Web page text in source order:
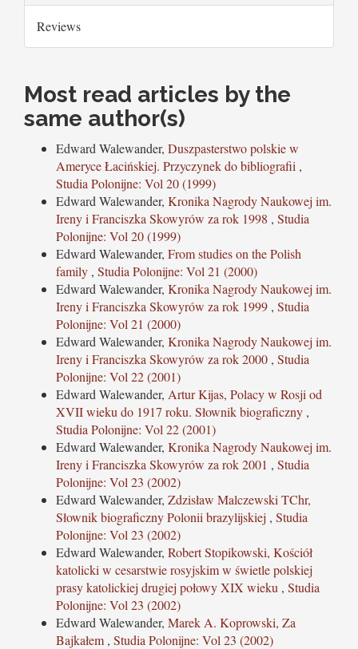
Reviews
Most read articles by the
same author(s)
Edward Walewander, Duszpasterstwo polskie w
Ameryce Łacińskiej. Przyczynek do bibliografii ,
Studia Polonijne: Vol 20 (1999)
Edward Walewander, Kronika Nagrody Naukowej im.
Ireny i Franciszka Skowyrów za rok 1998 , Studia
Polonijne: Vol 20 (1999)
Edward Walewander, From studies on the Polish
family , Studia Polonijne: Vol 21 (2000)
Edward Walewander, Kronika Nagrody Naukowej im.
Ireny i Franciszka Skowyrów za rok 1999 , Studia
Polonijne: Vol 21 (2000)
Edward Walewander, Kronika Nagrody Naukowej im.
Ireny i Franciszka Skowyrów za rok 2000 , Studia
Polonijne: Vol 22 (2001)
Edward Walewander, Artur Kijas, Polacy w Rosji od
XVII wieku do 1917 roku. Słownik biograficzny ,
Studia Polonijne: Vol 22 (2001)
Edward Walewander, Kronika Nagrody Naukowej im.
Ireny i Franciszka Skowyrów za rok 2001 , Studia
Polonijne: Vol 23 (2002)
Edward Walewander, Zdzisław Malczewski TChr,
Słownik biograficzny Polonii brazylijskiej , Studia
Polonijne: Vol 23 (2002)
Edward Walewander, Robert Stopikowski, Kościół
katolicki w cesarstwie rosyjskim w świetle polskiej
prasy katolickiej drugiej połowy XIX wieku , Studia
Polonijne: Vol 23 (2002)
Edward Walewander, Marek A. Koprowski, Za
Bajkałem , Studia Polonijne: Vol 23 (2002)